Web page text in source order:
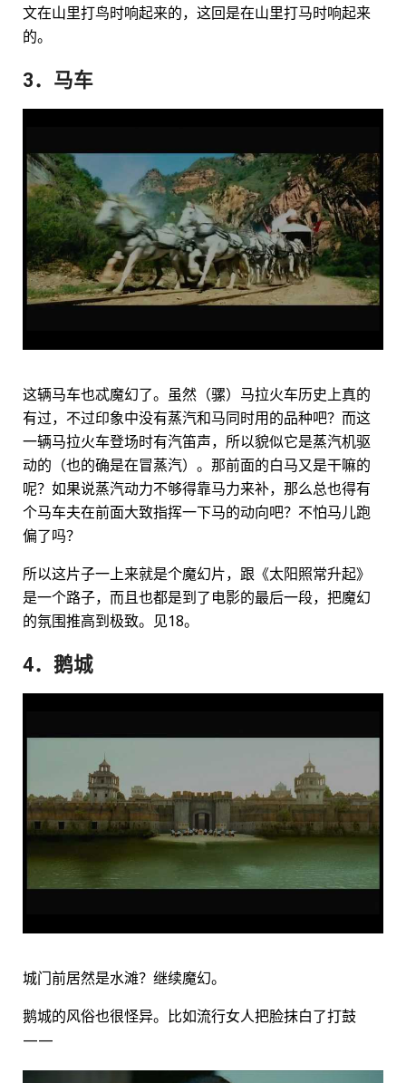
文在山里打鸟时响起来的，这回是在山里打马时响起来
的。
3．马车
这辆马车也忒魔幻了。虽然（骡）马拉火车历史上真的
有过，不过印象中没有蒸汽和马同时用的品种吧？而这
一辆马拉火车登场时有汽笛声，所以貌似它是蒸汽机驱
动的（也的确是在冒蒸汽）。那前面的白马又是干嘛的
呢？如果说蒸汽动力不够得靠马力来补，那么总也得有
个马车夫在前面大致指挥一下马的动向吧？不怕马儿跑
偏了吗？
所以这片子一上来就是个魔幻片，跟《太阳照常升起》
是一个路子，而且也都是到了电影的最后一段，把魔幻
的氛围推高到极致。见18。
4．鹅城
城门前居然是水滩？继续魔幻。
鹅城的风俗也很怪异。比如流行女人把脸抹白了打鼓
——